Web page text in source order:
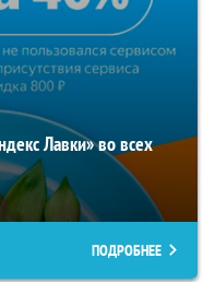
Лавки» во всех
ПОДРОБНЕЕ